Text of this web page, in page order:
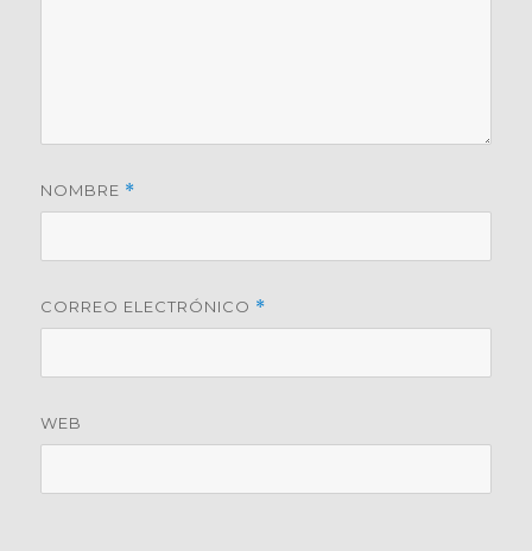
NOMBRE *
CORREO ELECTRÓNICO *
WEB